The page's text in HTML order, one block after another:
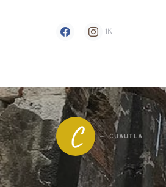
1K
C CUAUTLA